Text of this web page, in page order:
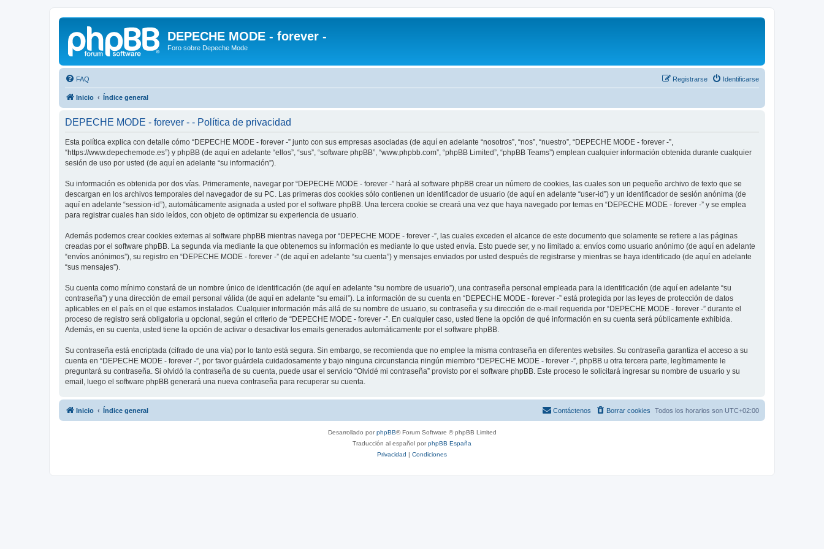
DEPECHE MODE - forever -
Foro sobre Depeche Mode
FAQ Identificarse
Registrarse
Inicio Índice general
DEPECHE MODE - forever - - Política de privacidad
Esta política explica con detalle cómo “DEPECHE MODE - forever -” junto con sus empresas asociadas (de aquí en adelante “nosotros”, “nos”, “nuestro”, “DEPECHE MODE - forever -”,
“https://www.depechemode.es”) y phpBB (de aquí en adelante “ellos”, “sus”, “software phpBB”, “www.phpbb.com”, “phpBB Limited”, “phpBB Teams”) emplean cualquier información obtenida durante cualquier
sesión de uso por usted (de aquí en adelante “su información”).
Su información es obtenida por dos vías. Primeramente, navegar por “DEPECHE MODE - forever -” hará al software phpBB crear un número de cookies, las cuales son un pequeño archivo de texto que se
descargan en los archivos temporales del navegador de su PC. Las primeras dos cookies sólo contienen un identificador de usuario (de aquí en adelante “user-id”) y un identificador de sesión anónima (de
aquí en adelante “session-id”), automáticamente asignada a usted por el software phpBB. Una tercera cookie se creará una vez que haya navegado por temas en “DEPECHE MODE - forever -” y se emplea
para registrar cuales han sido leídos, con objeto de optimizar su experiencia de usuario.
Además podemos crear cookies externas al software phpBB mientras navega por “DEPECHE MODE - forever -”, las cuales exceden el alcance de este documento que solamente se refiere a las páginas
creadas por el software phpBB. La segunda vía mediante la que obtenemos su información es mediante lo que usted envía. Esto puede ser, y no limitado a: envíos como usuario anónimo (de aquí en adelante
“envíos anónimos”), su registro en “DEPECHE MODE - forever -” (de aquí en adelante “su cuenta”) y mensajes enviados por usted después de registrarse y mientras se haya identificado (de aquí en adelante
“sus mensajes”).
Su cuenta como mínimo constará de un nombre único de identificación (de aquí en adelante “su nombre de usuario”), una contraseña personal empleada para la identificación (de aquí en adelante “su
contraseña”) y una dirección de email personal válida (de aquí en adelante “su email”). La información de su cuenta en “DEPECHE MODE - forever -” está protegida por las leyes de protección de datos
aplicables en el país en el que estamos instalados. Cualquier información más allá de su nombre de usuario, su contraseña y su dirección de e-mail requerida por “DEPECHE MODE - forever -” durante el
proceso de registro será obligatoria u opcional, según el criterio de “DEPECHE MODE - forever -”. En cualquier caso, usted tiene la opción de qué información en su cuenta será públicamente exhibida.
Además, en su cuenta, usted tiene la opción de activar o desactivar los emails generados automáticamente por el software phpBB.
Su contraseña está encriptada (cifrado de una vía) por lo tanto está segura. Sin embargo, se recomienda que no emplee la misma contraseña en diferentes websites. Su contraseña garantiza el acceso a su
cuenta en “DEPECHE MODE - forever -”, por favor guárdela cuidadosamente y bajo ninguna circunstancia ningún miembro “DEPECHE MODE - forever -”, phpBB u otra tercera parte, legítimamente le
preguntará su contraseña. Si olvidó la contraseña de su cuenta, puede usar el servicio “Olvidé mi contraseña” provisto por el software phpBB. Este proceso le solicitará ingresar su nombre de usuario y su
email, luego el software phpBB generará una nueva contraseña para recuperar su cuenta.
Inicio Índice general Todos los horarios son UTC+02:00
Borrar cookies
Contáctenos
Desarrollado porphpBB® Forum Software © phpBB Limited
Traducción al español porphpBB España
Privacidad | Condiciones